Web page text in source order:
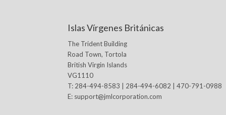
Islas Vírgenes Británicas
The Trident Building
Road Town, Tortola
British Virgin Islands
VG1110
T: 284-494-8583 | 284-494-6082 | 470-791-0988
E: support@jmlcorporation.com